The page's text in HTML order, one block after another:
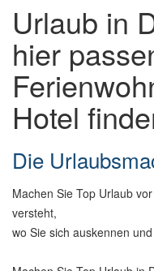
Urlaub in
hier
Hotel
Die
Machen Sie Top Urlaub
versteht,
wo Sie sich auskennen